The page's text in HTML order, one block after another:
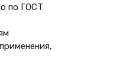
по ГОСТ